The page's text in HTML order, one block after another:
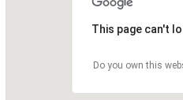
This page can't
Do you own this